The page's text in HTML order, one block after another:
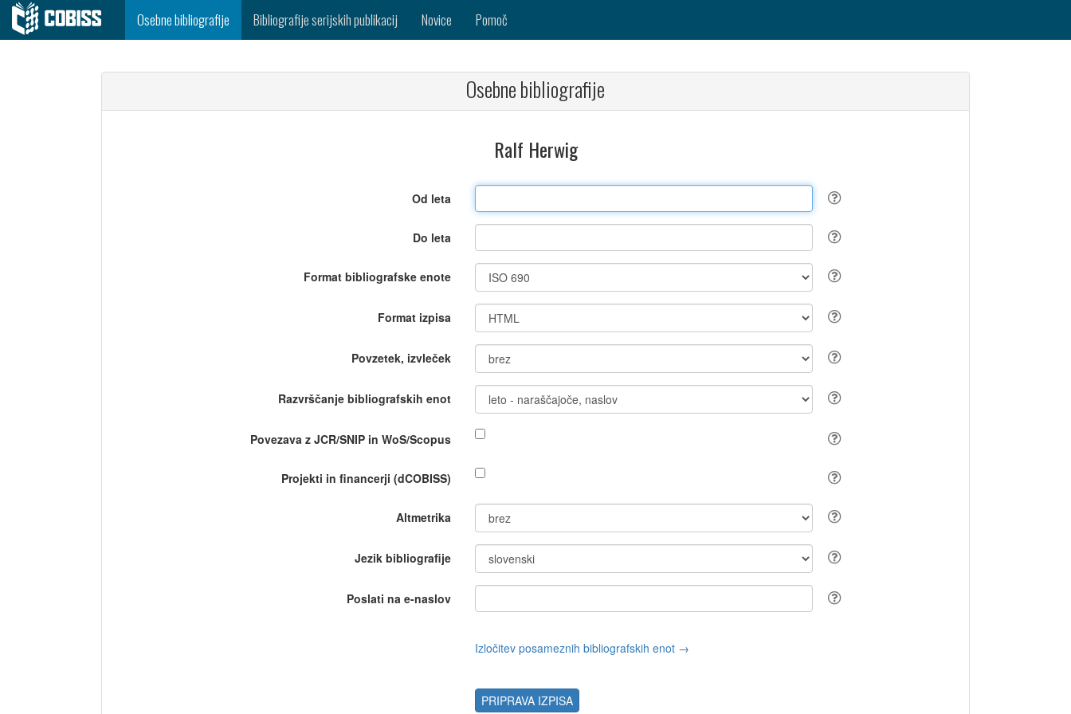
Osebne bibliografije Bibliografije serijskih publikacij Novice Pomoč
Osebne bibliografije
Ralf Herwig
Od leta
Do leta
Format bibliografske enote
Format izpisa
Povzetek, izvleček
Razvrščanje bibliografskih enot
Povezava z JCR/SNIP in WoS/Scopus
Projekti in financerji (dCOBISS)
Altmetrika
Jezik bibliografije
Poslati na e-naslov
Izločitev posameznih bibliografskih enot →
PRIPRAVA IZPISA